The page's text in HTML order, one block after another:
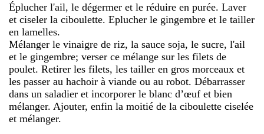
Éplucher l'ail, le dégermer et le réduire en purée. Laver
et ciseler la ciboulette. Eplucher le gingembre et le tailler
en lamelles.
Mélanger le vinaigre de riz, la sauce soja, le sucre, l'ail
et le gingembre; verser ce mélange sur les filets de
poulet. Retirer les filets, les tailler en gros morceaux et
les passer au hachoir à viande ou au robot. Débarrasser
dans un saladier et incorporer le blanc d’œuf et bien
mélanger. Ajouter, enfin la moitié de la ciboulette ciselée
et mélanger.